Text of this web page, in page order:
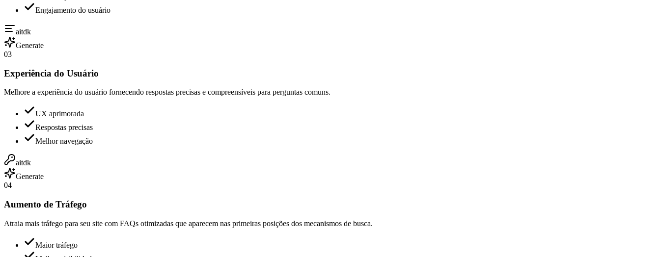
Engajamento do usuário
aitdk
Generate
03
Experiência do Usuário
Melhore a experiência do usuário fornecendo respostas precisas e compreensíveis para perguntas comuns.
UX aprimorada
Respostas precisas
Melhor navegação
aitdk
Generate
04
Aumento de Tráfego
Atraia mais tráfego para seu site com FAQs otimizadas que aparecem nas primeiras posições dos mecanismos de busca.
Maior tráfego